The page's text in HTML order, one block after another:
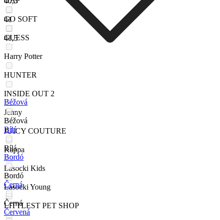
41
41,5
GO SOFT
GUESS
Harry Potter
HUNTER
INSIDE OUT 2
Jenny
JUICY COUTURE
Kappa
Lasocki Kids
Lasocki Young
LITTLEST PET SHOP
Béžová
Béžová
Bílá
Bílá
Bordó
Bordó
Černá
Černá
Červená